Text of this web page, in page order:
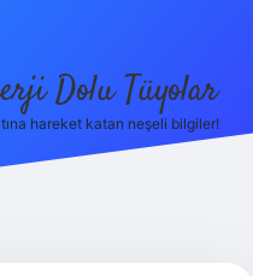
Dolu Tüyolar
hareket katan neşeli bilgiler!